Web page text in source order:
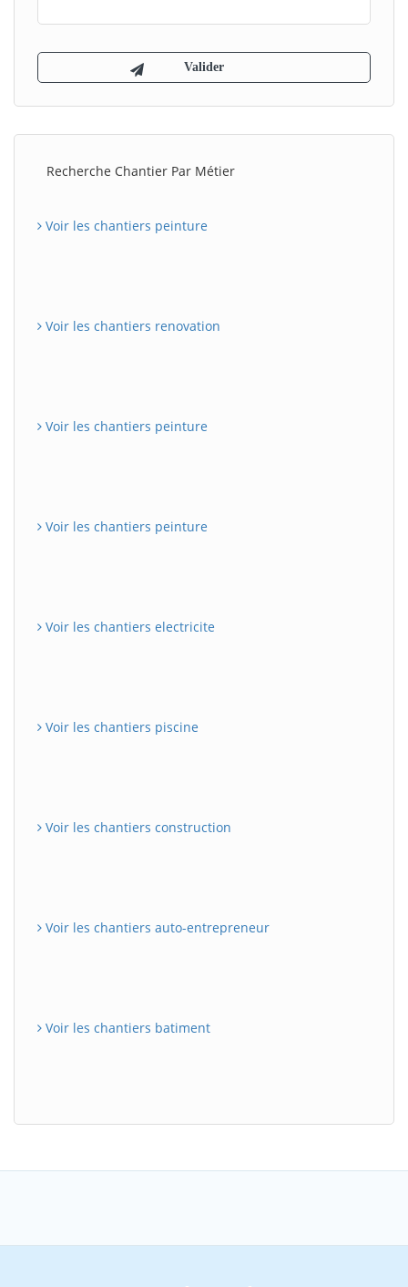
Recherche Chantier Par Métier
Voir les chantiers peinture
Voir les chantiers renovation
Voir les chantiers peinture
Voir les chantiers peinture
Voir les chantiers electricite
Voir les chantiers piscine
Voir les chantiers construction
Voir les chantiers auto-entrepreneur
Voir les chantiers batiment